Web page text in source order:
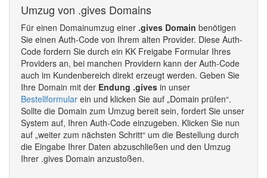
Umzug von .gives Domains
Für einen Domainumzug einer .gives Domain benötigen
Sie einen Auth-Code von Ihrem alten Provider. Diese Auth-
Code fordern Sie durch ein KK Freigabe Formular Ihres
Providers an, bei manchen Providern kann der Auth-Code
auch im Kundenbereich direkt erzeugt werden. Geben Sie
Ihre Domain mit der Endung .gives in unser
Bestellformular ein und klicken Sie auf „Domain prüfen“.
Sollte die Domain zum Umzug bereit sein, fordert Sie unser
System auf, Ihren Auth-Code einzugeben. Klicken Sie nun
auf „weiter zum nächsten Schritt“ um die Bestellung durch
die Eingabe Ihrer Daten abzuschließen und den Umzug
Ihrer .gives Domain anzustoßen.